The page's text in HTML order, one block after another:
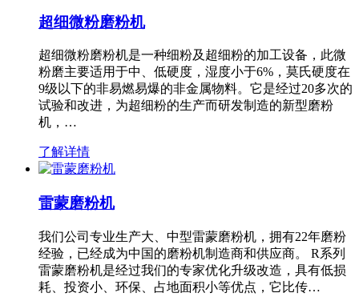
超细微粉磨粉机
超细微粉磨粉机是一种细粉及超细粉的加工设备，此微
粉磨主要适用于中、低硬度，湿度小于6%，莫氏硬度在
9级以下的非易燃易爆的非金属物料。它是经过20多次的
试验和改进，为超细粉的生产而研发制造的新型磨粉
机，…
了解详情
雷蒙磨粉机
我们公司专业生产大、中型雷蒙磨粉机，拥有22年磨粉
经验，已经成为中国的磨粉机制造商和供应商。 R系列
雷蒙磨粉机是经过我们的专家优化升级改造，具有低损
耗、投资小、环保、占地面积小等优点，它比传…